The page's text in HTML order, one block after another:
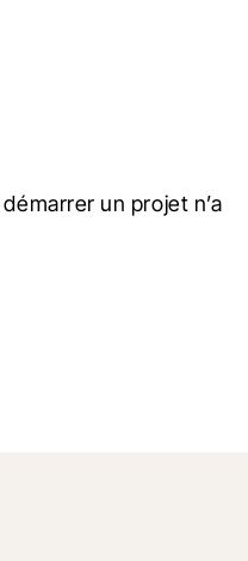
un projet n’a